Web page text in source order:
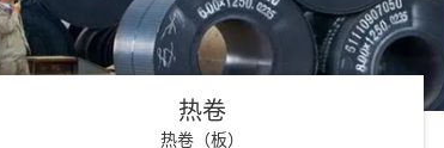
热卷
热卷（板）